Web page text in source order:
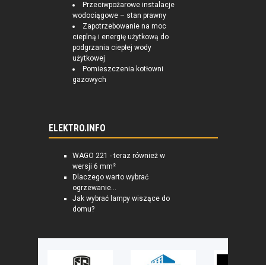
Przeciwpożarowe instalacje
wodociągowe – stan prawny
Zapotrzebowanie na moc
cieplną i energię użytkową do
podgrzania ciepłej wody
użytkowej
Pomieszczenia kotłowni
gazowych
ELEKTRO.INFO
WAGO 221 - teraz również w
wersji 6 mm²
Dlaczego warto wybrać
ogrzewanie...
Jak wybrać lampy wiszące do
domu?